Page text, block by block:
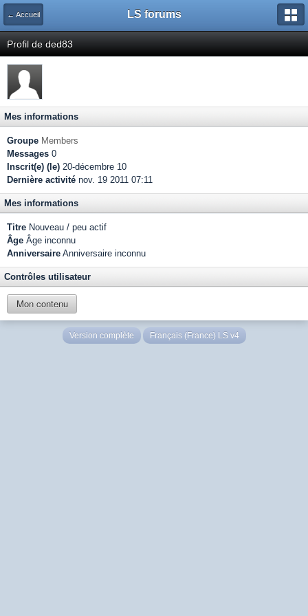
← Accueil LS forums
Profil de ded83
Mes informations
Groupe Members
Messages 0
Inscrit(e) (le) 20-décembre 10
Dernière activité nov. 19 2011 07:11
Mes informations
Titre Nouveau / peu actif
Âge Âge inconnu
Anniversaire Anniversaire inconnu
Contrôles utilisateur
Mon contenu
Version complète Français (France) LS v4